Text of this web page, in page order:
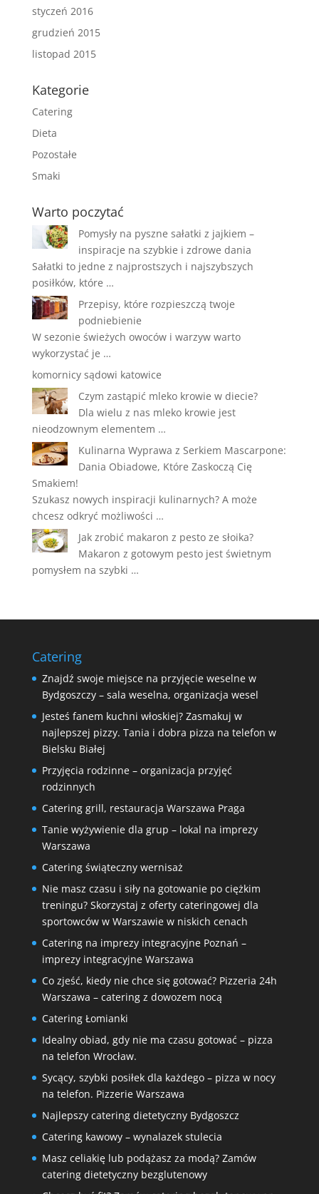
styczeń 2016
grudzień 2015
listopad 2015
Kategorie
Catering
Dieta
Pozostałe
Smaki
Warto poczytać
Pomysły na pyszne sałatki z jajkiem –
inspiracje na szybkie i zdrowe dania
Sałatki to jedne z najprostszych i najszybszych
posiłków, które …
Przepisy, które rozpieszczą twoje
podniebienie
W sezonie świeżych owoców i warzyw warto
wykorzystać je …
komornicy sądowi katowice
Czym zastąpić mleko krowie w diecie?
Dla wielu z nas mleko krowie jest
nieodzownym elementem …
Kulinarna Wyprawa z Serkiem Mascarpone:
Dania Obiadowe, Które Zaskoczą Cię
Smakiem!
Szukasz nowych inspiracji kulinarnych? A może
chcesz odkryć możliwości …
Jak zrobić makaron z pesto ze słoika?
Makaron z gotowym pesto jest świetnym
pomysłem na szybki …
Catering
Znajdź swoje miejsce na przyjęcie weselne w
Bydgoszczy – sala weselna, organizacja wesel
Jesteś fanem kuchni włoskiej? Zasmakuj w
najlepszej pizzy. Tania i dobra pizza na telefon w
Bielsku Białej
Przyjęcia rodzinne – organizacja przyjęć
rodzinnych
Catering grill, restauracja Warszawa Praga
Tanie wyżywienie dla grup – lokal na imprezy
Warszawa
Catering świąteczny wernisaż
Nie masz czasu i siły na gotowanie po ciężkim
treningu? Skorzystaj z oferty cateringowej dla
sportowców w Warszawie w niskich cenach
Catering na imprezy integracyjne Poznań –
imprezy integracyjne Warszawa
Co zjeść, kiedy nie chce się gotować? Pizzeria 24h
Warszawa – catering z dowozem nocą
Catering Łomianki
Idealny obiad, gdy nie ma czasu gotować – pizza
na telefon Wrocław.
Sycący, szybki posiłek dla każdego – pizza w nocy
na telefon. Pizzerie Warszawa
Najlepszy catering dietetyczny Bydgoszcz
Catering kawowy – wynalazek stulecia
Masz celiakię lub podążasz za modą? Zamów
catering dietetyczny bezglutenowy